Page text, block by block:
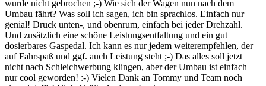
wurde nicht gebrochen ;-) Wie sich der Wagen nun nach dem
Umbau fährt? Was soll ich sagen, ich bin sprachlos. Einfach nur
genial! Druck unten-, und obenrum, einfach bei jeder Drehzahl.
Und zusätzlich eine schöne Leistungsentfaltung und ein gut
dosierbares Gaspedal. Ich kann es nur jedem weiterempfehlen, der
auf Fahrspaß und ggf. auch Leistung steht ;-) Das alles soll jetzt
nicht nach Schleichwerbung klingen, aber der Umbau ist einfach
nur cool geworden! :-) Vielen Dank an Tommy und Team noch